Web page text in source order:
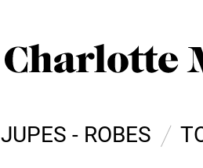
JUPES - ROBES